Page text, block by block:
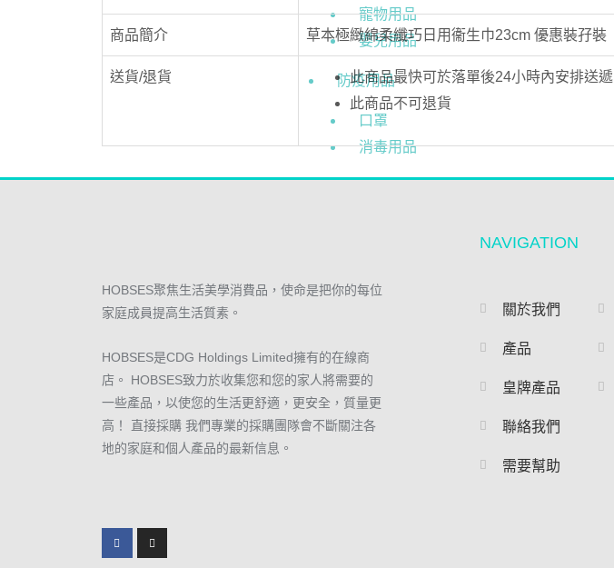
寵物用品
嬰兒用品
防疫用品
口罩
消毒用品
女士衛生護理
淋浴露
洗髪露
家庭用品
汽車用品
商品簡介 草本極緻綿柔纖巧日用衞生巾23cm 優惠裝孖裝
送貨/退貨
此商品最快可於落單後24小時內安排送遞
此商品不可退貨
HOBSES聚焦生活美學消費品，使命是把你的每位
家庭成員提高生活質素。
HOBSES是CDG Holdings Limited擁有的在線商
店。 HOBSES致力於收集您和您的家人將需要的
一些產品，以使您的生活更舒適，更安全，質量更
高！ 直接採購 我們專業的採購團隊會不斷關注各
地的家庭和個人產品的最新信息。
NAVIGATION
關於我們
產品
皇牌產品
聯絡我們
需要幫助